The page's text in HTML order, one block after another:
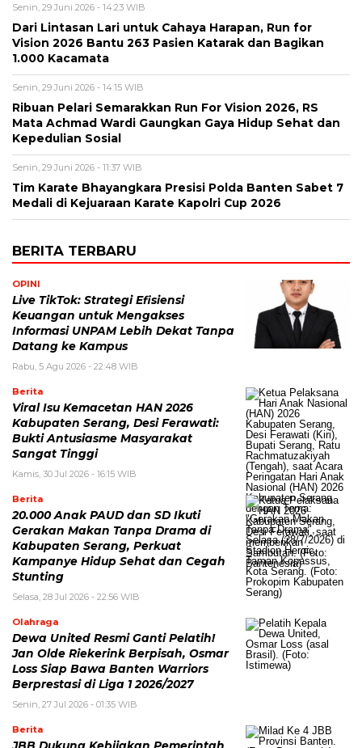
Senin, 29 Juni 2026 - 14:23 WIB
Dari Lintasan Lari untuk Cahaya Harapan, Run for
Vision 2026 Bantu 263 Pasien Katarak dan Bagikan
1.000 Kacamata
Senin, 29 Juni 2026 - 14:15 WIB
Ribuan Pelari Semarakkan Run For Vision 2026, RS
Mata Achmad Wardi Gaungkan Gaya Hidup Sehat dan
Kepedulian Sosial
Senin, 29 Juni 2026 - 11:37 WIB
Tim Karate Bhayangkara Presisi Polda Banten Sabet 7
Medali di Kejuaraan Karate Kapolri Cup 2026
BERITA TERBARU
OPINI
Live TikTok: Strategi Efisiensi
Keuangan untuk Mengakses
Informasi UNPAM Lebih Dekat Tanpa
Datang ke Kampus
Rabu, 5 Agu 2026 - 22:48 WIB
Berita
Viral Isu Kemacetan HAN 2026
Kabupaten Serang, Desi Ferawati:
Bukti Antusiasme Masyarakat
Sangat Tinggi
Kamis, 30 Jul 2026 - 16:15 WIB
Berita
20.000 Anak PAUD dan SD Ikuti
Gerakan Makan Tanpa Drama di
Kabupaten Serang, Perkuat
Kampanye Hidup Sehat dan Cegah
Stunting
Selasa, 28 Jul 2026 - 22:56 WIB
Olahraga
Dewa United Resmi Ganti Pelatih!
Jan Olde Riekerink Berpisah, Osmar
Loss Siap Bawa Banten Warriors
Berprestasi di Liga 1 2026/2027
Senin, 27 Jul 2026 - 01:35 WIB
Berita